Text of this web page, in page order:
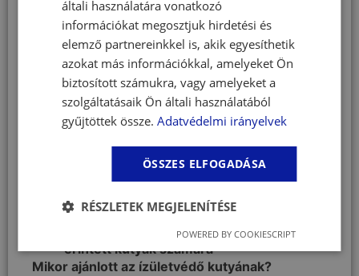
természetes működését
Omega-3 zsírsavakkal (EPA) és E-
vitaminnal – hozzájárulnak az ízületek
normál anyagcseréjéhez
Boswellia serrata kivonattal (indiai
tömjén)– régóta használt növényi
összetevő ízületek támogatására
Csak napi 1 rágófalat minden
testmérethez
Kiváló ízletesség – a kutyák 94%-a
szívesen elfogadja
Praktikus visszazárható tasak
Diétás kiegészítő eledel osteoarthritisben
érintett kutyák számára
Mikor ajánlott az ízületvédő kutyának​?
általi használatára vonatkozó
információkat megosztjuk hirdetési és
elemző partnereinkkel is, akik egyesíthetik
azokat más információkkal, amelyeket Ön
biztosított számukra, vagy amelyeket a
szolgáltatásaik Ön általi használatából
gyűjtöttek össze.Adatvédelmi irányelvek
ÖSSZES ELFOGADÁSA
RÉSZLETEK MEGJELENÍTÉSE
POWERED BY COOKIESCRIPT